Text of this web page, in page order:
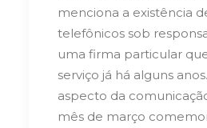
menciona a existência
telefônicos sob
uma firma particular
serviço já há alguns anos.
aspecto da
mês de março